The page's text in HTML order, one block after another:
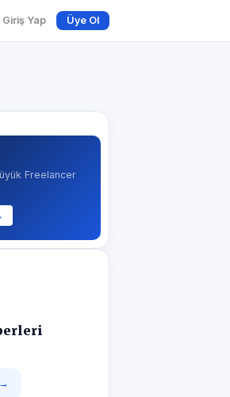
Giriş Yap Üye Ol
Freelancer